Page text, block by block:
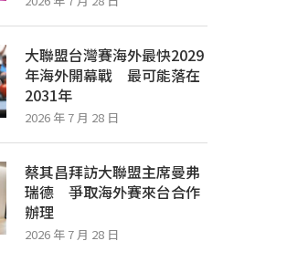
、阿部雄大先
好味全龍
大聯盟台灣賽海外最快2029
年海外開幕戰 最可能落在
2031年
2026 年 7 月 28 日
蔡其昌拜訪大聯盟主席曼弗
瑞德 爭取海外賽來台合作
辦理
2026 年 7 月 28 日